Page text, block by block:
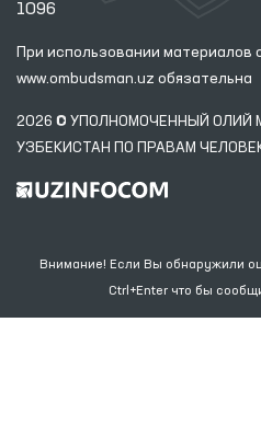
1096
При использовании материалов
www.ombudsman.uz обязательна
2026 © УПОЛНОМОЧЕННЫЙ ОЛИЙ
УЗБЕКИСТАН ПО ПРАВАМ
Внимание! Если Вы обнаружили
Ctrl+Enter что бы